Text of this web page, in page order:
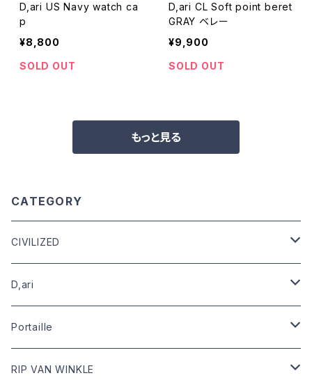
D,ari US Navy watch ca
p
¥8,800
SOLD OUT
D,ari CL Soft point beret
GRAY ベレー
¥9,900
SOLD OUT
もっと見る
CATEGORY
CIVILIZED
leather
outer
tops
D,ari
Dari Clothing
Dari hat
Portaille
boots
RIP VAN WINKLE